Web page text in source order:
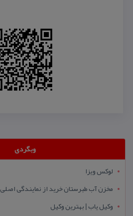
وبگردی
لوکس ویزا
مخزن آب طبرستان خرید از نمایندگی اصلی
وکیل یاب | بهترین وکیل